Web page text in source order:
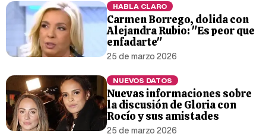
HABLA CLARO
Carmen Borrego, dolida con
Alejandra Rubio: "Es peor que
enfadarte"
25 de marzo 2026
NUEVOS DATOS
Nuevas informaciones sobre
la discusión de Gloria con
Rocío y sus amistades
25 de marzo 2026